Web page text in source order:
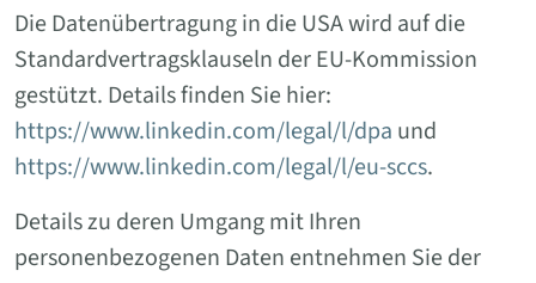
Die Datenübertragung in die USA wird auf die
Standardvertragsklauseln der EU-Kommission
gestützt. Details finden Sie hier:
https://www.linkedin.com/legal/l/dpa und
https://www.linkedin.com/legal/l/eu-sccs.
Details zu deren Umgang mit Ihren
personenbezogenen Daten entnehmen Sie der